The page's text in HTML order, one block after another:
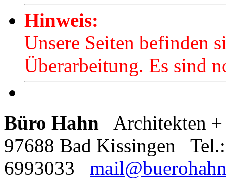
Hinweis:
Unsere Seiten befinden
Überarbeitung. Es sind
Büro Hahn Architekten
97688 Bad Kissingen
6993033